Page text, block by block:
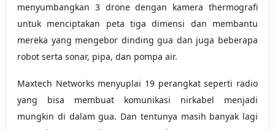
menyumbangkan 3 drone dengan kamera thermografi
untuk menciptakan peta tiga dimensi dan membantu
mereka yang mengebor dinding gua dan juga beberapa
robot serta sonar, pipa, dan pompa air.
Maxtech Networks menyuplai 19 perangkat seperti radio
yang bisa membuat komunikasi nirkabel menjadi
mungkin di dalam gua. Dan tentunya masih banyak lagi